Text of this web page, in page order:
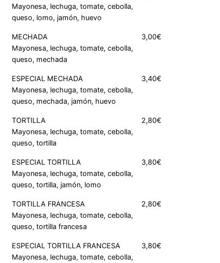
Mayonesa, lechuga, tomate, cebolla,
queso, lomo, jamón, huevo
MECHADA
Mayonesa, lechuga, tomate, cebolla,
queso, mechada
3,00€
ESPECIAL MECHADA
Mayonesa, lechuga, tomate, cebolla,
queso, mechada, jamón, huevo
3,40€
TORTILLA
Mayonesa, lechuga, tomate, cebolla,
queso, tortilla
2,80€
ESPECIAL TORTILLA
Mayonesa, lechuga, tomate, cebolla,
queso, tortilla, jamón, lomo
3,80€
TORTILLA FRANCESA
Mayonesa, lechuga, tomate, cebolla,
queso, tortilla francesa
2,80€
ESPECIAL TORTILLA FRANCESA
Mayonesa, lechuga, tomate, cebolla,
3,80€